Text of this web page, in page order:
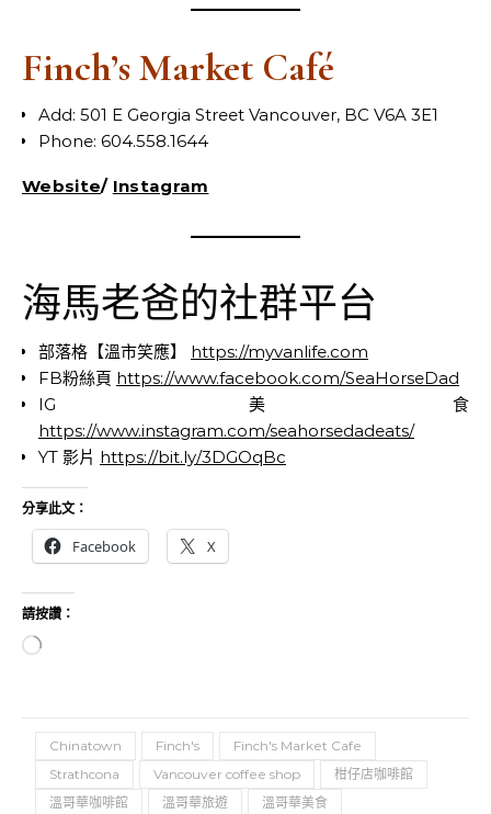
Finch’s Market Café
Add: 501 E Georgia Street Vancouver, BC V6A 3E1
Phone: 604.558.1644
Website/ Instagram
海馬老爸的社群平台
部落格【溫市笑應】 https://myvanlife.com
FB粉絲頁 https://www.facebook.com/SeaHorseDad
IG 美食
https://www.instagram.com/seahorsedadeats/
YT 影片 https://bit.ly/3DGOqBc
分享此文：
Facebook X
請按讚：
正在載入...
Chinatown Finch's
Finch's Market Cafe
Strathcona
Vancouver coffee shop
柑仔店咖啡館
溫哥華咖啡館
溫哥華旅遊
溫哥華美食